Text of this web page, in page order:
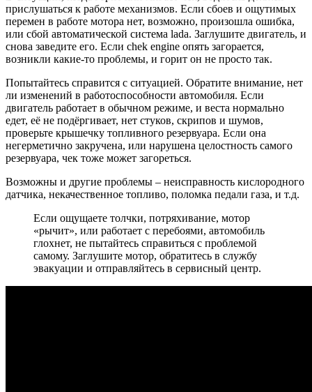
прислушаться к работе механизмов. Если сбоев и ощутимых
перемен в работе мотора нет, возможно, произошла ошибка,
или сбой автоматической система lada. Заглушите двигатель, и
снова заведите его. Если chek engine опять загорается,
возникли какие-то проблемы, и горит он не просто так.
Попытайтесь справится с ситуацией. Обратите внимание, нет
ли изменений в работоспособности автомобиля. Если
двигатель работает в обычном режиме, и веста нормально
едет, её не подёргивает, нет стуков, скрипов и шумов,
проверьте крышечку топливного резервуара. Если она
негерметично закручена, или нарушена целостность самого
резервуара, чек тоже может загореться.
Возможны и другие проблемы – неисправность кислородного
датчика, некачественное топливо, поломка педали газа, и т.д.
Если ощущаете толчки, потряхивание, мотор
«рычит», или работает с перебоями, автомобиль
глохнет, не пытайтесь справиться с проблемой
самому. Заглушите мотор, обратитесь в службу
эвакуации и отправляйтесь в сервисный центр.